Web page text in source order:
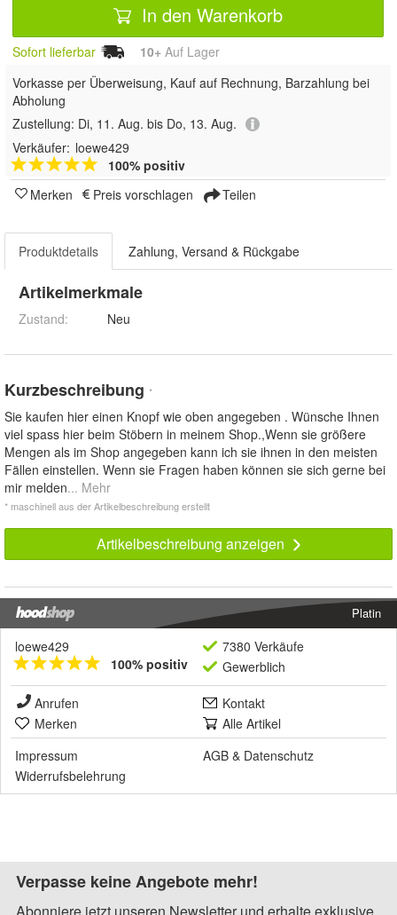
In den Warenkorb
Sofort lieferbar 10+ Auf Lager
Vorkasse per Überweisung, Kauf auf Rechnung, Barzahlung bei
Abholung
Zustellung: Di, 11. Aug. bis Do, 13. Aug.
Verkäufer: loewe429
100% positiv
Merken
Preis vorschlagen Teilen
Produktdetails Zahlung, Versand & Rückgabe
Artikelmerkmale
Zustand: Neu
Kurzbeschreibung *
Sie kaufen hier einen Knopf wie oben angegeben . Wünsche Ihnen
viel spass hier beim Stöbern in meinem Shop.,Wenn sie größere
Mengen als im Shop angegeben kann ich sie ihnen in den meisten
Fällen einstellen. Wenn sie Fragen haben können sie sich gerne bei
mir melden... Mehr
* maschinell aus der Artikelbeschreibung erstellt
Artikelbeschreibung anzeigen
Platin
loewe429
100% positiv
7380 Verkäufe
Gewerblich
Anrufen
Kontakt
Merken
Alle Artikel
Impressum
AGB & Datenschutz
Widerrufsbelehrung
Verpasse keine Angebote mehr!